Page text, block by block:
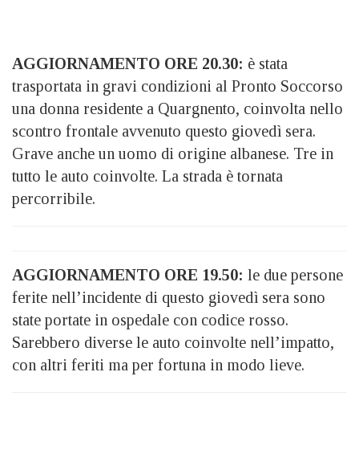
AGGIORNAMENTO ORE 20.30: è stata
trasportata in gravi condizioni al Pronto Soccorso
una donna residente a Quargnento, coinvolta nello
scontro frontale avvenuto questo giovedì sera.
Grave anche un uomo di origine albanese. Tre in
tutto le auto coinvolte. La strada è tornata
percorribile.
AGGIORNAMENTO ORE 19.50: le due persone
ferite nell’incidente di questo giovedì sera sono
state portate in ospedale con codice rosso.
Sarebbero diverse le auto coinvolte nell’impatto,
con altri feriti ma per fortuna in modo lieve.